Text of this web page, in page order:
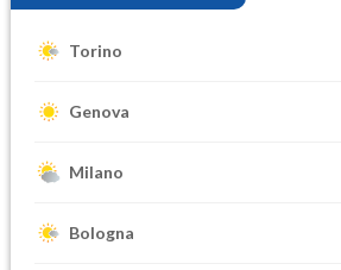
Torino
Genova
Milano
Bologna